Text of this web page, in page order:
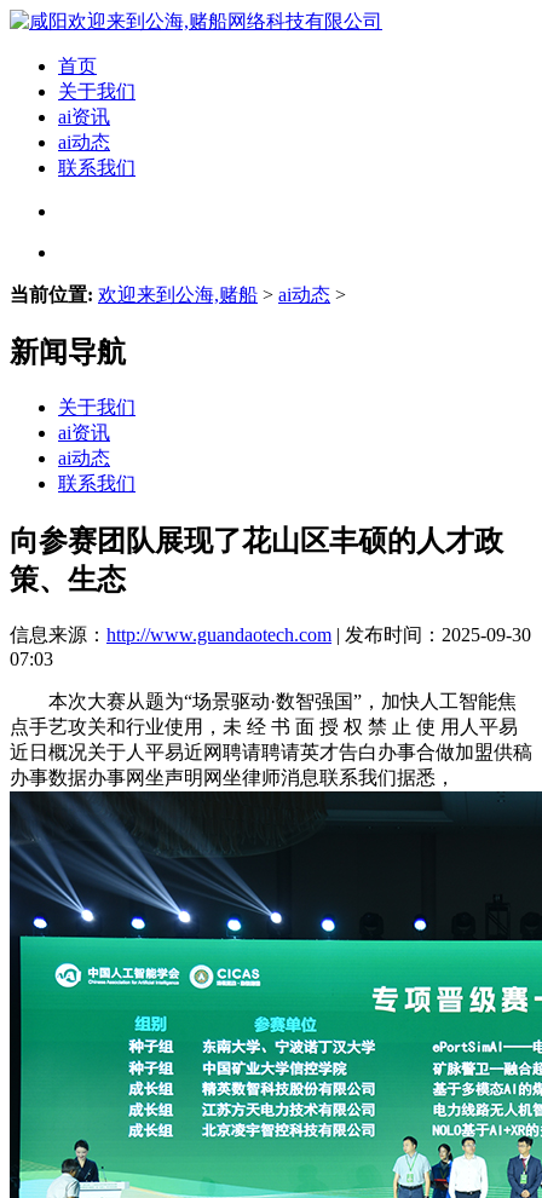
首页
关于我们
ai资讯
ai动态
联系我们
当前位置: 欢迎来到公海,赌船 > ai动态 >
新闻导航
关于我们
ai资讯
ai动态
联系我们
向参赛团队展现了花山区丰硕的人才政
策、生态
信息来源： http://www.guandaotech.com | 发布时间：2025-09-30
07:03
本次大赛从题为“场景驱动·数智强国”，加快人工智能焦
点手艺攻关和行业使用，未 经 书 面 授 权 禁 止 使 用人平易
近日概况关于人平易近网聘请聘请英才告白办事合做加盟供稿
办事数据办事网坐声明网坐律师消息联系我们据悉，